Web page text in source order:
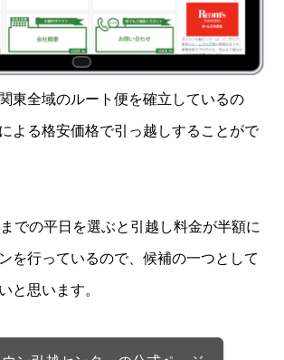
東全域のルート便を確立しているの
よる格安価格で引っ越しすることがで
での平日を選ぶと引越し料金が半額に
を行っているので、候補の一つとして
と思います。